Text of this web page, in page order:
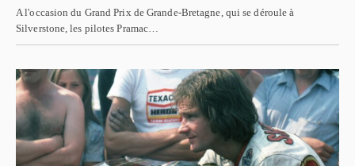
A l'occasion du Grand Prix de Grande-Bretagne, qui se déroule à
Silverstone, les pilotes Pramac…